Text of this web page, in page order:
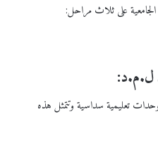
الجامعية على ثلاث مراحل:
تعليمية سداسية وتتمثل هذه